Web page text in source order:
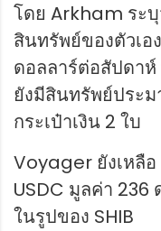
โดย Arkham ระ
สินทรัพย์ของตัวเ
ดอลลาร์ต่อสัปดา
ยังมีสินทรัพย์ประ
กระเป๋าเงิน 2 ใบ
Voyager ยังเหลือ
USDC มูลค่า 236
ในรูปของ SHIB